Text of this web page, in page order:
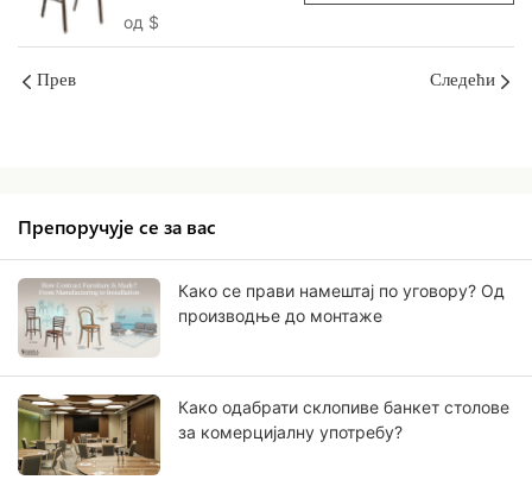
квадратним леђима
прилагођена
од $
Прев Следећи
Препоручује се за вас
Како се прави намештај по уговору? Од
производње до монтаже
Како одабрати склопиве банкет столове
за комерцијалну употребу?